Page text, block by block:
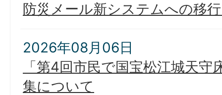
防災メール新システムへの移
2026年08月06日
「第4回市民で国宝松江城天守
集について